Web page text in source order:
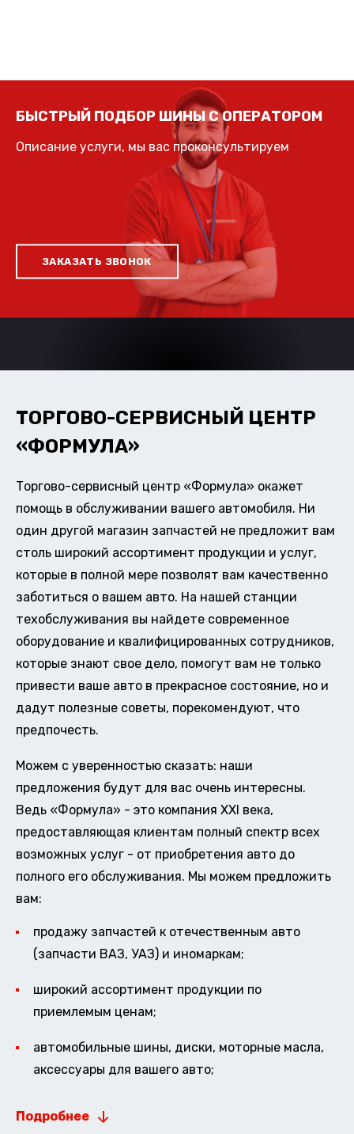
БЫСТРЫЙ ПОДБОР ШИНЫ С ОПЕРАТОРОМ
Описание услуги, мы вас проконсультируем
ЗАКАЗАТЬ ЗВОНОК
ТОРГОВО-СЕРВИСНЫЙ ЦЕНТР
«ФОРМУЛА»
Торгово-сервисный центр «Формула» окажет
помощь в обслуживании вашего автомобиля. Ни
один другой магазин запчастей не предложит вам
столь широкий ассортимент продукции и услуг,
которые в полной мере позволят вам качественно
заботиться о вашем авто. На нашей станции
техобслуживания вы найдете современное
оборудование и квалифицированных сотрудников,
которые знают свое дело, помогут вам не только
привести ваше авто в прекрасное состояние, но и
дадут полезные советы, порекомендуют, что
предпочесть.
Можем с уверенностью сказать: наши
предложения будут для вас очень интересны.
Ведь «Формула» - это компания XXI века,
предоставляющая клиентам полный спектр всех
возможных услуг - от приобретения авто до
полного его обслуживания. Мы можем предложить
вам:
продажу запчастей к отечественным авто
(запчасти ВАЗ, УАЗ) и иномаркам;
широкий ассортимент продукции по
приемлемым ценам;
автомобильные шины, диски, моторные масла,
аксессуары для вашего авто;
Подробнее